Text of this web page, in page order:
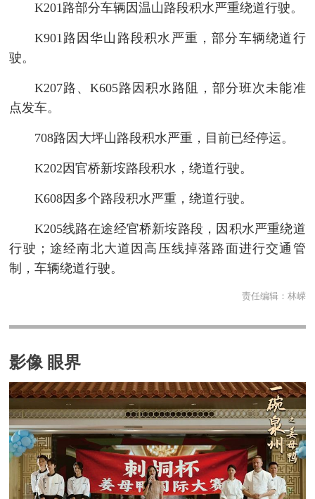
K201路部分车辆因温山路段积水严重绕道行驶。
K901路因华山路段积水严重，部分车辆绕道行
驶。
K207路、K605路因积水路阻，部分班次未能准
点发车。
708路因大坪山路段积水严重，目前已经停运。
K202因官桥新垵路段积水，绕道行驶。
K608因多个路段积水严重，绕道行驶。
K205线路在途经官桥新垵路段，因积水严重绕道
行驶；途经南北大道因高压线掉落路面进行交通管
制，车辆绕道行驶。
责任编辑： 林嵘
影像 眼界